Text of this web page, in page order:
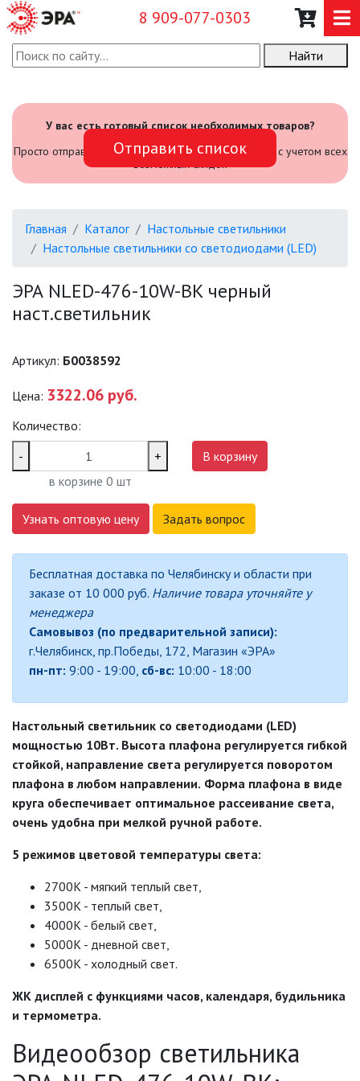
8 909-077-0303
О КОМПАНИИ
САДОВЫЙ ИНВЕНТАРЬ И
ИНСТРУМЕНТЫ
ОФИСНЫЕ ПОДВЕСНЫЕ
СВЕТИЛЬНИКИ «GEOMETRIA»
ПРОЖЕКТОРЫ
САДОВЫЕ СВЕТИЛЬНИКИ
САДОВЫЕ ФАСАДНЫЕ
СВЕТИЛЬНИКИ ДЛЯ РОСТА
РАСТЕНИЙ (ФИТОСВЕТИЛЬНИКИ)
АКСЕССУАРЫ ДЛЯ
ЭЛЕКТРОМОНТАЖА
БАКТЕРИЦИДНЫЕ ЛАМПЫ
ДАТЧИКИ ДВИЖЕНИЯ И
ФОТОРЕЛЕ
ДЕКОРАТИВНЫЕ СВЕТИЛЬНИКИ
ИЗОЛЯЦИОННАЯ ЛЕНТА
ИНФРАКРАСНЫЕ ЛАМПЫ
КАБЕЛЬ
Найти
У вас есть готовый список необходимых товаров?
Просто отправьте его нам и мы посчитаем стоимость с учетом всех
возможных скидок
Отправить список
Главная Каталог
Настольные светильники
Настольные светильники со светодиодами (LED)
ЭРА NLED-476-10W-BK черный
наст.светильник
Артикул: Б0038592
Цена: 3322.06 руб.
Количество:
-
+
в корзине 0 шт
В корзину
Узнать оптовую цену Задать вопрос
Бесплатная доставка по Челябинску и области при
заказе от 10 000 руб. Наличие товара уточняйте у
менеджера
Самовывоз (по предварительной записи):
г.Челябинск, пр.Победы, 172, Магазин «ЭРА»
пн-пт: 9:00 - 19:00, сб-вс: 10:00 - 18:00
Настольный светильник со светодиодами (LED)
мощностью 10Вт. Высота плафона регулируется гибкой
стойкой, направление света регулируется поворотом
плафона в любом направлении. Форма плафона в виде
круга обеспечивает оптимальное рассеивание света,
очень удобна при мелкой ручной работе.
5 режимов цветовой температуры света:
2700К - мягкий теплый свет,
3500К - теплый свет,
4000К - белый свет,
5000К - дневной свет,
6500К - холодный свет.
ЖК дисплей с функциями часов, календаря, будильника
и термометра.
Видеообзор светильника